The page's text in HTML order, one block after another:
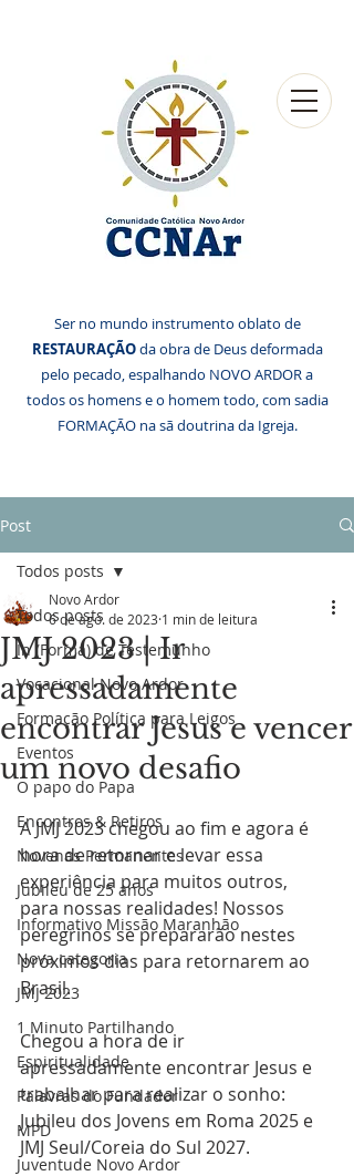
Ser no mundo instrumento oblato de
RESTAURAÇÃOda obra de Deus deformada
pelo pecado, espalhando NOVO ARDOR a
todos os homens e o homem todo, com sadia
FORMAÇÃO na sã doutrina da Igreja.
Post
Todos posts
In (Forma) de Testemunho
Vocacional Novo Ardor
Formação Política para Leigos
Eventos
O papo do Papa
Encontros & Retiros
Novenas Permanentes
Jubileu de 25 anos
Informativo Missão Maranhão
Nova categoria
JMJ 2023
1 Minuto Partilhando
Espiritualidade
Palavras do Fundador
MPD
Juventude Novo Ardor
Todos posts
JMJ 2023 | Ir
apressadamente
encontrar Jesus e vencer
um novo desafio
Novo Ardor
6 de ago. de 2023 1 min de leitura
A JMJ 2023 chegou ao fim e agora é
hora de retornar e levar essa
experiência para muitos outros,
para nossas realidades! Nossos
peregrinos se prepararão nestes
próximos dias para retornarem ao
Brasil.
Chegou a hora de ir
apressadamente encontrar Jesus e
trabalhar para realizar o sonho:
Jubileu dos Jovens em Roma 2025 e
JMJ Seul/Coreia do Sul 2027.